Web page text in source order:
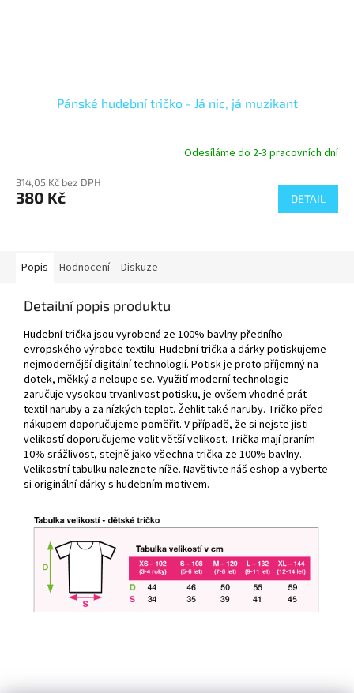
Pánské hudební tričko - Já nic, já muzikant
Odesíláme do 2-3 pracovních dní
314,05 Kč bez DPH
380 Kč DETAIL
Popis Hodnocení Diskuze
Detailní popis produktu
Hudební trička jsou vyrobená ze 100% bavlny předního
evropského výrobce textilu. Hudební trička a dárky potiskujeme
nejmodernější digitální technologií. Potisk je proto příjemný na
dotek, měkký a neloupe se. Využití moderní technologie
zaručuje vysokou trvanlivost potisku, je ovšem vhodné prát
textil naruby a za nízkých teplot. Žehlit také naruby. Tričko před
nákupem doporučujeme poměřit. V případě, že si nejste jisti
velikostí doporučujeme volit větší velikost. Trička mají praním
10% srážlivost, stejně jako všechna trička ze 100% bavlny.
Velikostní tabulku naleznete níže. Navštivte náš eshop a vyberte
si originální dárky s hudebním motivem.